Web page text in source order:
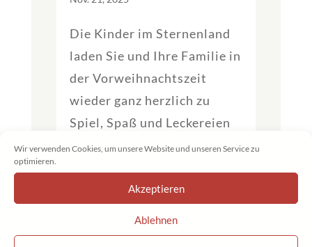
Wir verwenden Cookies, um unsere Website und unseren Service zu
optimieren.
Akzeptieren
Ablehnen
Die Kinder im Sternenland
laden Sie und Ihre Familie in
der Vorweihnachtszeit
wieder ganz herzlich zu
Spiel, Spaß und Leckereien
in den...